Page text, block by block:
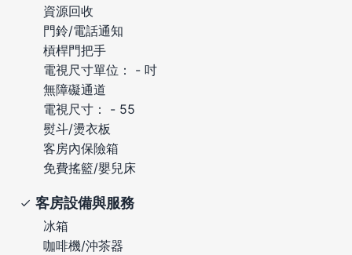
資源回收
門鈴/電話通知
槓桿門把手
電視尺寸單位： - 吋
無障礙通道
電視尺寸： - 55
熨斗/燙衣板
客房內保險箱
免費搖籃/嬰兒床
客房設備與服務
冰箱
咖啡機/沖茶器